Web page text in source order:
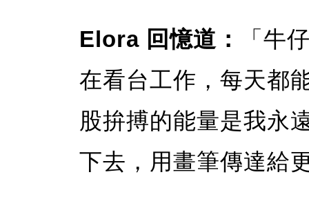
Elora 回憶道：
「牛
在看台工作，每天都
股拚搏的能量是我永
下去，用畫筆傳達給